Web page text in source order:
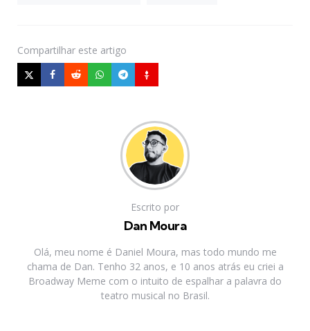
Compartilhar este artigo
Escrito por
Dan Moura
Olá, meu nome é Daniel Moura, mas todo mundo me
chama de Dan. Tenho 32 anos, e 10 anos atrás eu criei a
Broadway Meme com o intuito de espalhar a palavra do
teatro musical no Brasil.